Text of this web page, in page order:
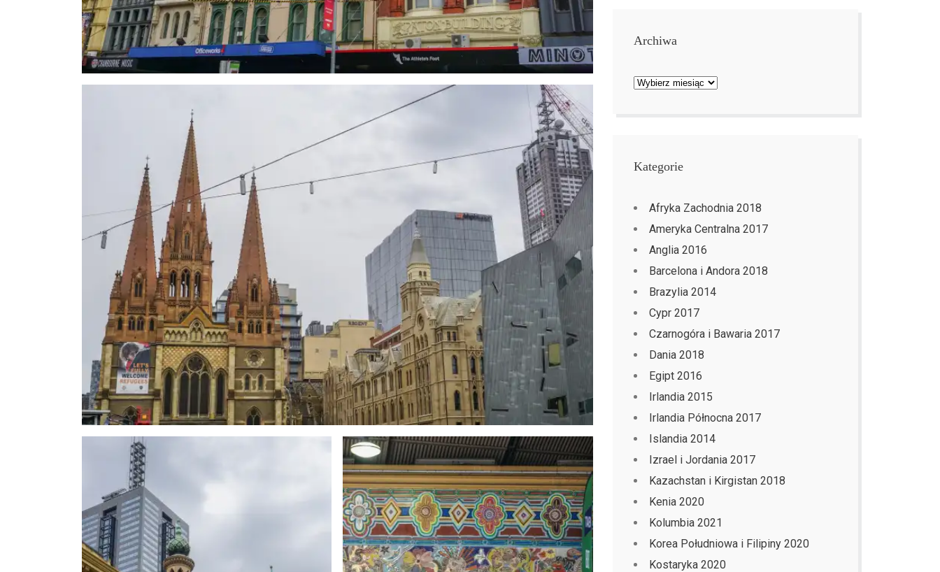
Archiwa
Archiwa
Kategorie
Afryka Zachodnia 2018
Ameryka Centralna 2017
Anglia 2016
Barcelona i Andora 2018
Brazylia 2014
Cypr 2017
Czarnogóra i Bawaria 2017
Dania 2018
Egipt 2016
Irlandia 2015
Irlandia Północna 2017
Islandia 2014
Izrael i Jordania 2017
Kazachstan i Kirgistan 2018
Kenia 2020
Kolumbia 2021
Korea Południowa i Filipiny 2020
Kostaryka 2020